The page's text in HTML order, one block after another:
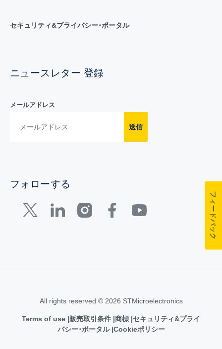
セキュリティ&プライバシー･ポータル
ニュースレター 登録
メールアドレス
送信
フォローする
All rights reserved © 2026 STMicroelectronics
Terms of use 販売取引条件 商標 セキュリティ&プライ
バシー･ポータル Cookieポリシー
フィードバック